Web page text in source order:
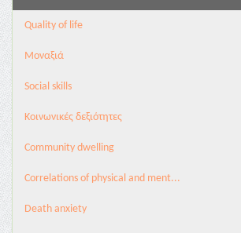
Quality of life
Μοναξιά
Social skills
Κοινωνικές δεξιότητες
Community dwelling
Correlations of physical and ment...
Death anxiety